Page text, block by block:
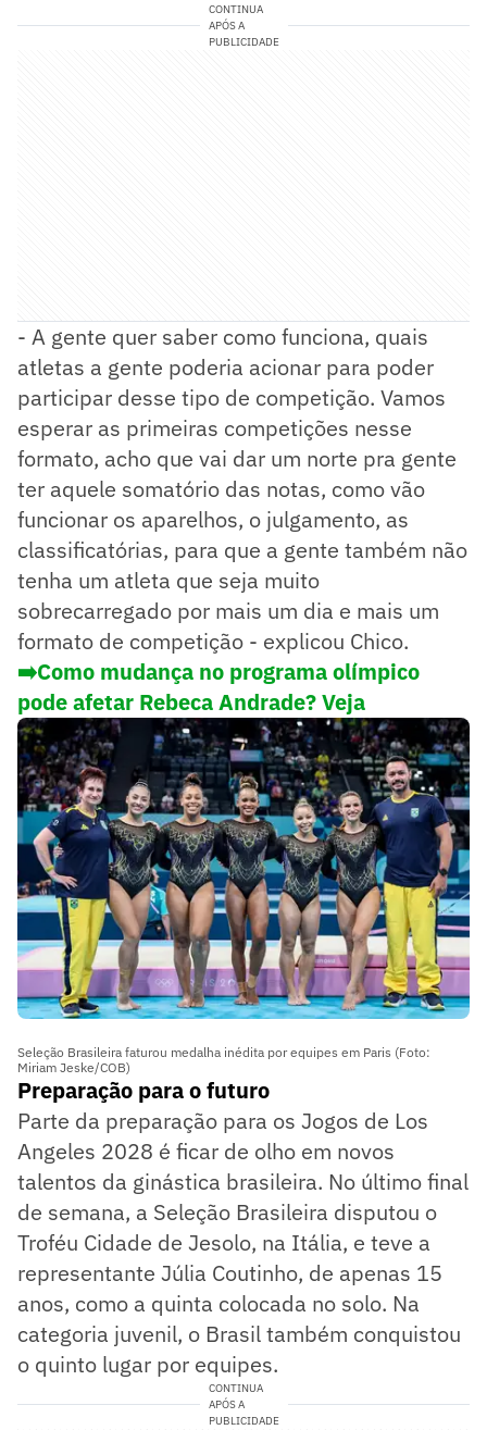
CONTINUA
APÓS A
PUBLICIDADE
- A gente quer saber como funciona, quais
atletas a gente poderia acionar para poder
participar desse tipo de competição. Vamos
esperar as primeiras competições nesse
formato, acho que vai dar um norte pra gente
ter aquele somatório das notas, como vão
funcionar os aparelhos, o julgamento, as
classificatórias, para que a gente também não
tenha um atleta que seja muito
sobrecarregado por mais um dia e mais um
formato de competição - explicou Chico.
➡️Como mudança no programa olímpico
pode afetar Rebeca Andrade? Veja
Seleção Brasileira faturou medalha inédita por equipes em Paris (Foto:
Miriam Jeske/COB)
Preparação para o futuro
Parte da preparação para os Jogos de Los
Angeles 2028 é ficar de olho em novos
talentos da ginástica brasileira. No último final
de semana, a Seleção Brasileira disputou o
Troféu Cidade de Jesolo, na Itália, e teve a
representante Júlia Coutinho, de apenas 15
anos, como a quinta colocada no solo. Na
categoria juvenil, o Brasil também conquistou
o quinto lugar por equipes.
CONTINUA
APÓS A
PUBLICIDADE